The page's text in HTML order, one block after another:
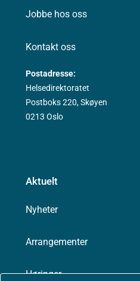
Jobbe hos oss
Kontakt oss
Postadresse:
Helsedirektoratet
Postboks 220, Skøyen
0213 Oslo
Aktuelt
Nyheter
Arrangementer
Høringer